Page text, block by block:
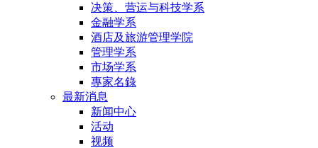
决策、营运与科技学系
金融学系
酒店及旅游管理学院
管理学系
市场学系
專家名錄
最新消息
新闻中心
活动
视频